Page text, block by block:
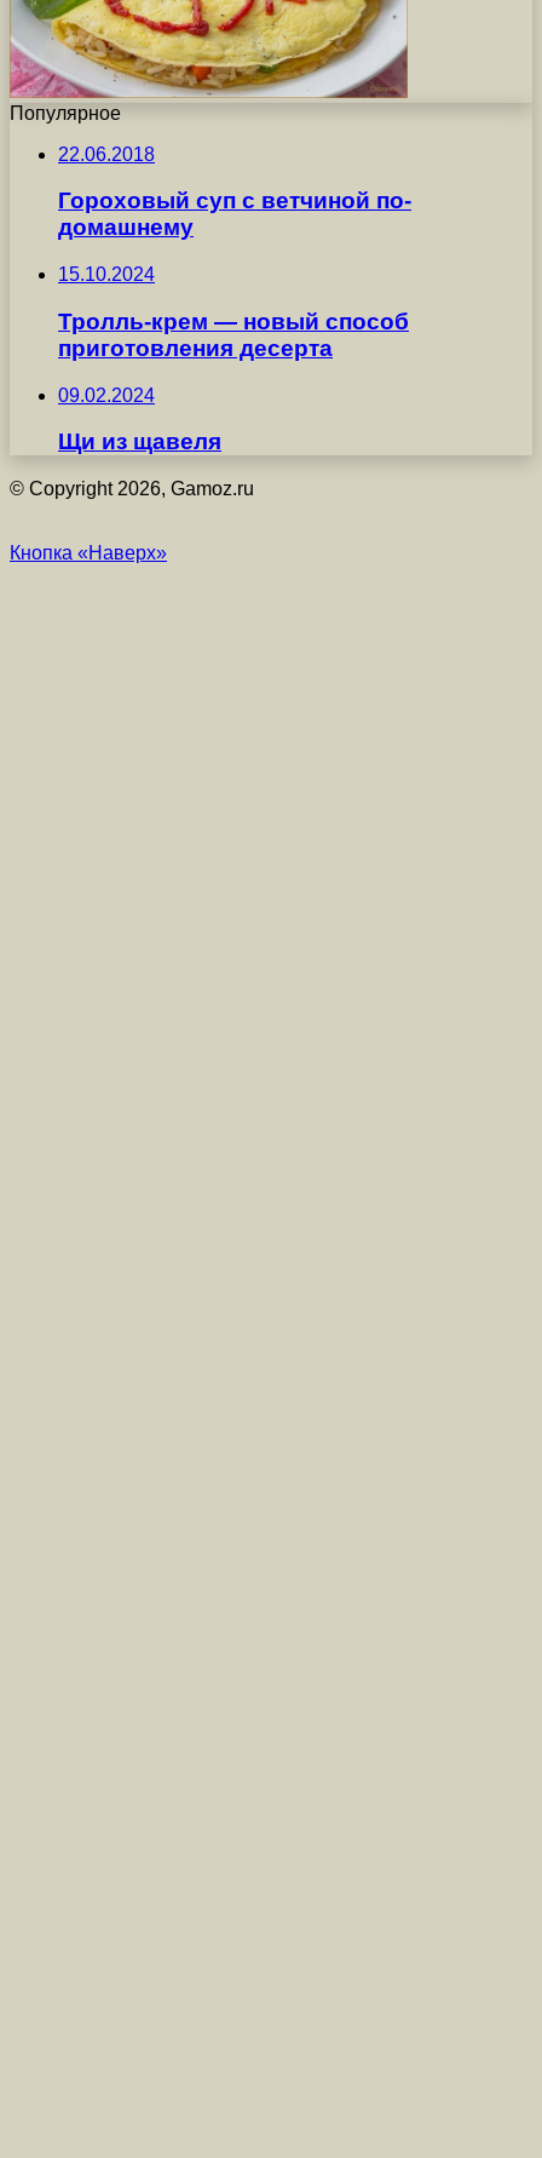
Популярное
22.06.2018
Гороховый суп с ветчиной по-
домашнему
15.10.2024
Тролль-крем — новый способ
приготовления десерта
09.02.2024
Щи из щавеля
© Copyright 2026, Gamoz.ru
Кнопка «Наверх»